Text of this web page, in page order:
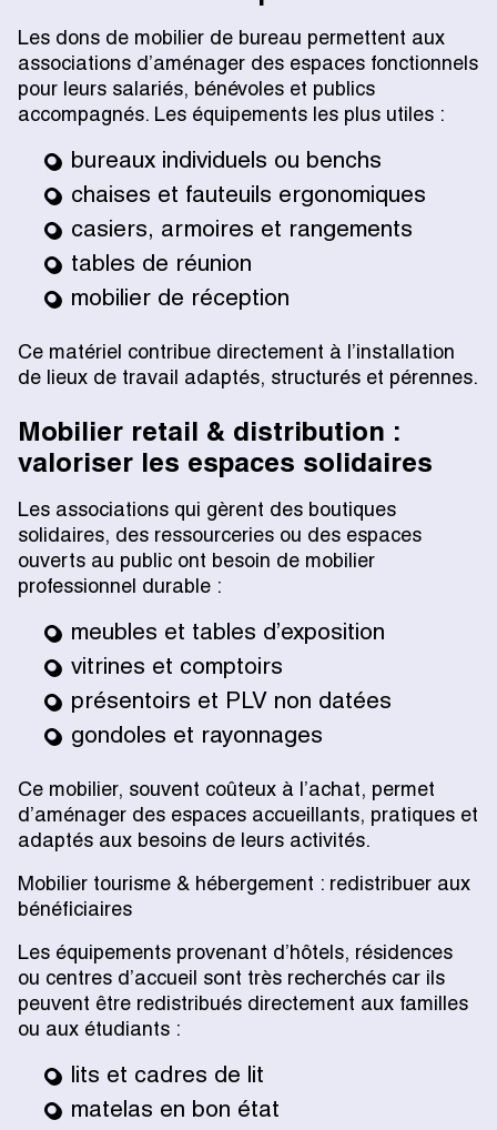
Les dons de mobilier de bureau permettent aux
associations d’aménager des espaces fonctionnels
pour leurs salariés, bénévoles et publics
accompagnés. Les équipements les plus utiles :
bureaux individuels ou benchs
chaises et fauteuils ergonomiques
casiers, armoires et rangements
tables de réunion
mobilier de réception
Ce matériel contribue directement à l’installation
de lieux de travail adaptés, structurés et pérennes.
Mobilier retail & distribution :
valoriser les espaces solidaires
Les associations qui gèrent des boutiques
solidaires, des ressourceries ou des espaces
ouverts au public ont besoin de mobilier
professionnel durable :
meubles et tables d’exposition
vitrines et comptoirs
présentoirs et PLV non datées
gondoles et rayonnages
Ce mobilier, souvent coûteux à l’achat, permet
d’aménager des espaces accueillants, pratiques et
adaptés aux besoins de leurs activités.
Mobilier tourisme & hébergement : redistribuer aux
bénéficiaires
Les équipements provenant d’hôtels, résidences
ou centres d’accueil sont très recherchés car ils
peuvent être redistribués directement aux familles
ou aux étudiants :
lits et cadres de lit
matelas en bon état